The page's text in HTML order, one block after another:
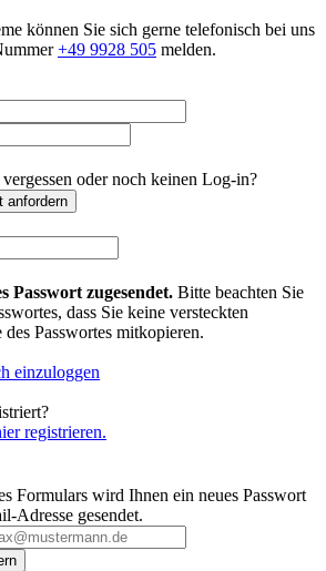
können Sie sich gerne telefonisch bei uns
+49 9928 505 melden.
oder noch keinen Log-in?
anfordern
Passwort zugesendet. Bitte beachten Sie
dass Sie keine versteckten
des Passwortes mitkopieren.
einzuloggen
registrieren.
Formulars wird Ihnen ein neues Passwort
Adresse gesendet.